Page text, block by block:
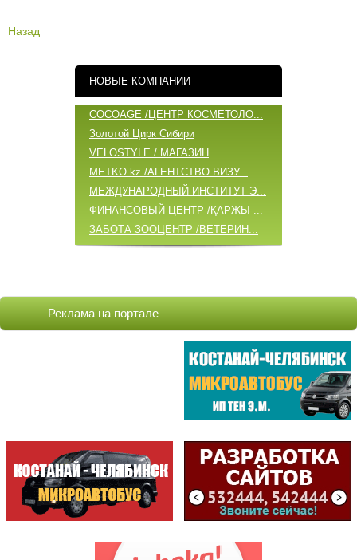
Назад
НОВЫЕ КОМПАНИИ
COCOAGE /ЦЕНТР КОСМЕТОЛО...
Золотой Цирк Сибири
VELOSTYLE / МАГАЗИН
METKO.kz /АГЕНТСТВО ВИЗУ...
МЕЖДУНАРОДНЫЙ ИНСТИТУТ Э...
ФИНАНСОВЫЙ ЦЕНТР /ҚАРЖЫ ...
ЗАБОТА ЗООЦЕНТР /ВЕТЕРИН...
ВИТА ЦЕНТР / VITA ЦЕНТР/...
VELOSTYLE / МАГАЗИН
METKO.kz /АГЕНТСТВО ВИЗУ...
СТРОИТЕЛЬ /МАГАЗИН /ИП К...
ЦЕНТРАЛ /БИЛЬЯРДНЫЙ КЛУБ
САМЫЕ ПОСЕЩАЕМЫЕ
ЦЕНТР
(198809)
АСТЫКЖАН /СУПЕРМАР...
(171384)
Реклама на портале